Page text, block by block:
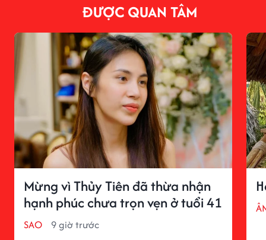
ĐƯỢC QUAN TÂM
Mừng vì Thủy Tiên đã thừa nhận
hạnh phúc chưa trọn vẹn ở tuổi 41
SAO 9 giờ trước